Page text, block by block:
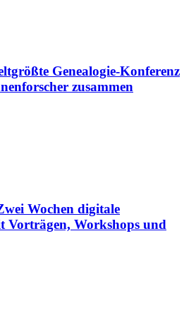
Genealogie-Konferenz
zusammen
Wochen digitale
Vorträgen, Workshops und